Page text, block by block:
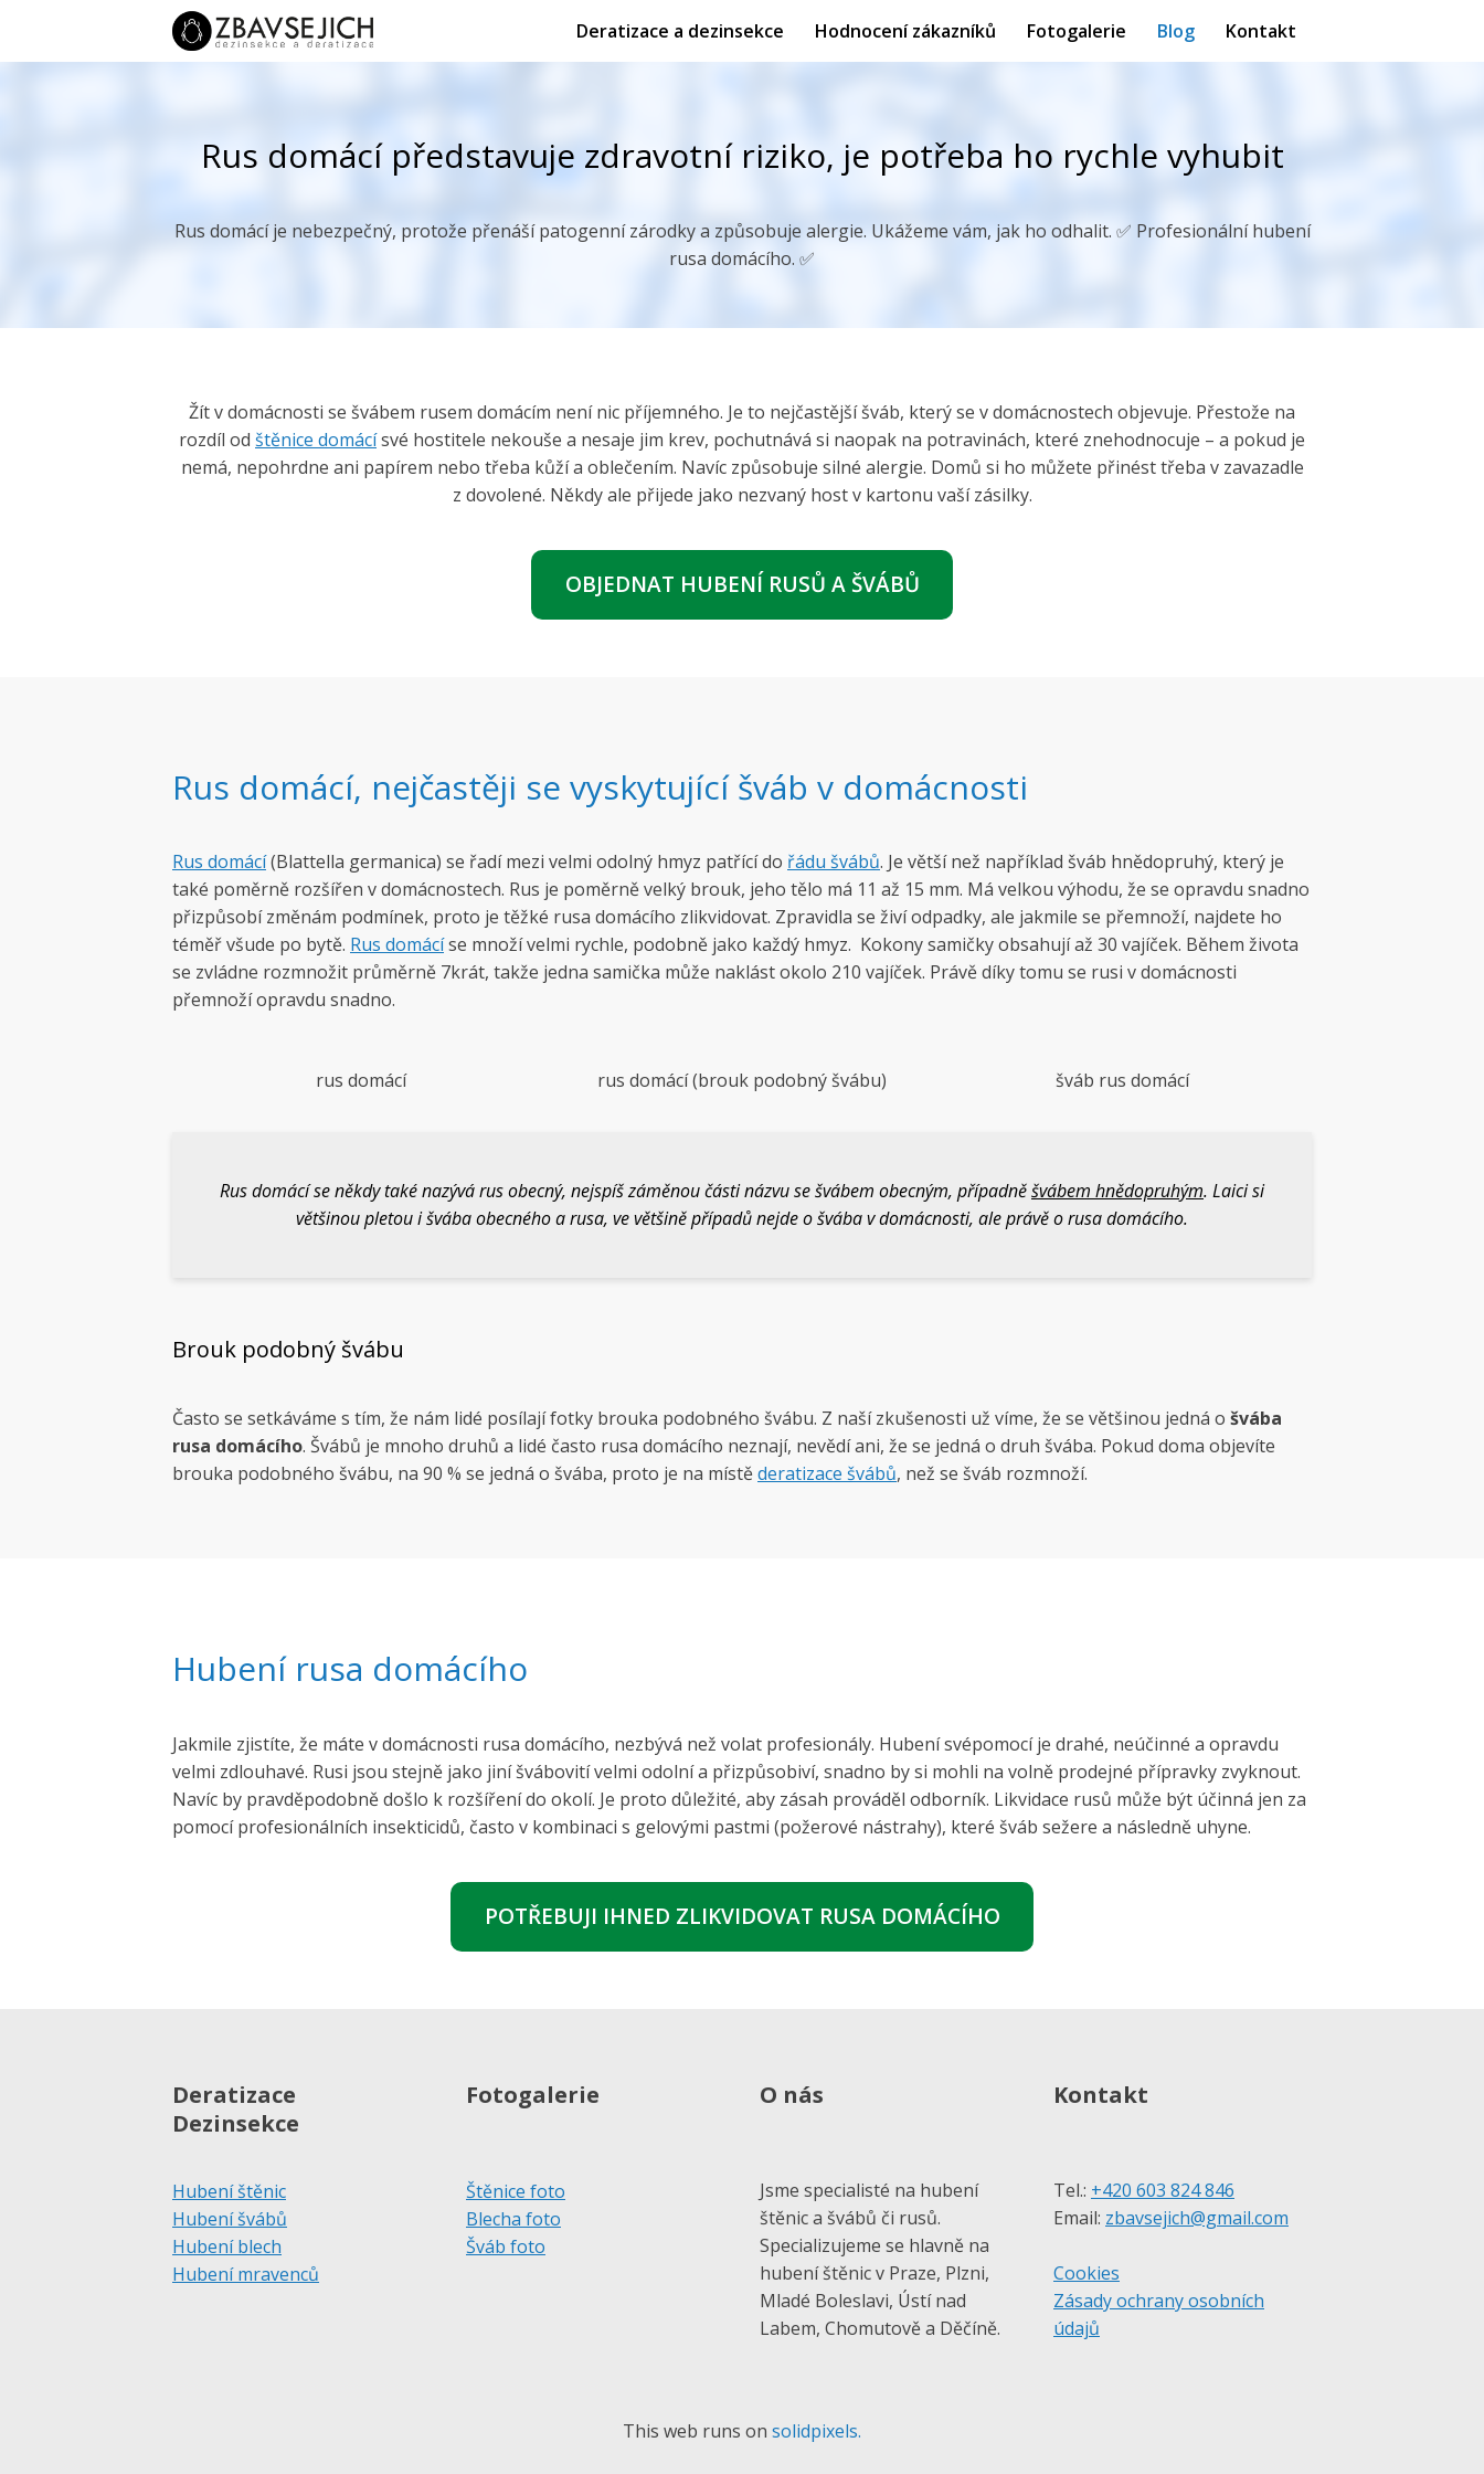
Deratizace a dezinsekce Hodnocení zákazníků Fotogalerie Blog Kontakt
Rus domácí představuje zdravotní riziko, je potřeba ho rychle vyhubit
Rus domácí je nebezpečný, protože přenáší patogenní zárodky a způsobuje alergie. Ukážeme vám, jak ho odhalit. ✅ Profesionální hubení
rusa domácího. ✅
Žít v domácnosti se švábem rusem domácím není nic příjemného. Je to nejčastější šváb, který se v domácnostech objevuje. Přestože na
rozdíl od štěnice domácísvé hostitele nekouše a nesaje jim krev, pochutnává si naopak na potravinách, které znehodnocuje – a pokud je
nemá, nepohrdne ani papírem nebo třeba kůží a oblečením. Navíc způsobuje silné alergie. Domů si ho můžete přinést třeba v zavazadle
z dovolené. Někdy ale přijede jako nezvaný host v kartonu vaší zásilky.
OBJEDNAT HUBENÍ RUSŮ A ŠVÁBŮ
Rus domácí, nejčastěji se vyskytující šváb v domácnosti
Rus domácí(Blattella germanica) se řadí mezi velmi odolný hmyz patřící do řádu švábů. Je větší než například šváb hnědopruhý, který je
také poměrně rozšířen v domácnostech. Rus je poměrně velký brouk, jeho tělo má 11 až 15 mm. Má velkou výhodu, že se opravdu snadno
přizpůsobí změnám podmínek, proto je těžké rusa domácího zlikvidovat. Zpravidla se živí odpadky, ale jakmile se přemnoží, najdete ho
téměř všude po bytě. Rus domácíse množí velmi rychle, podobně jako každý hmyz. Kokony samičky obsahují až 30 vajíček. Během života
se zvládne rozmnožit průměrně 7krát, takže jedna samička může naklást okolo 210 vajíček. Právě díky tomu se rusi v domácnosti
přemnoží opravdu snadno.
rus domácí rus domácí (brouk podobný švábu) šváb rus domácí
Rus domácí se někdy také nazývá rus obecný, nejspíš záměnou části názvu se švábem obecným, případněšvábem hnědopruhým. Laici si
většinou pletou i švába obecného a rusa, ve většině případů nejde o švába v domácnosti, ale právě o rusa domácího.
Brouk podobný švábu
Často se setkáváme s tím, že nám lidé posílají fotky brouka podobného švábu. Z naší zkušenosti už víme, že se většinou jedná o švába
rusa domácího. Švábů je mnoho druhů a lidé často rusa domácího neznají, nevědí ani, že se jedná o druh švába. Pokud doma objevíte
brouka podobného švábu, na 90 % se jedná o švába, proto je na místěderatizace švábů, než se šváb rozmnoží.
Hubení rusa domácího
Jakmile zjistíte, že máte v domácnosti rusa domácího, nezbývá než volat profesionály. Hubení svépomocí je drahé, neúčinné a opravdu
velmi zdlouhavé. Rusi jsou stejně jako jiní švábovití velmi odolní a přizpůsobiví, snadno by si mohli na volně prodejné přípravky zvyknout.
Navíc by pravděpodobně došlo k rozšíření do okolí. Je proto důležité, aby zásah prováděl odborník. Likvidace rusů může být účinná jen za
pomocí profesionálních insekticidů, často v kombinaci s gelovými pastmi (požerové nástrahy), které šváb sežere a následně uhyne.
POTŘEBUJI IHNED ZLIKVIDOVAT RUSA DOMÁCÍHO
Deratizace
Dezinsekce
Hubení štěnic
Hubení švábů
Hubení blech
Hubení mravenců
Fotogalerie
Štěnice foto
Blecha foto
Šváb foto
O nás
Jsme specialisté na hubení
štěnic a švábů či rusů.
Specializujeme se hlavně na
hubení štěnic v Praze, Plzni,
Mladé Boleslavi, Ústí nad
Labem, Chomutově a Děčíně.
Kontakt
Tel.: +420 603 824 846
Email: zbavsejich@gmail.com
Cookies
Zásady ochrany osobních
údajů
This web runs on solidpixels.